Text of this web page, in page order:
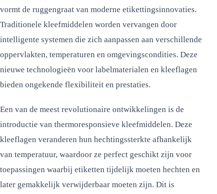
vormt de ruggengraat van moderne etikettingsinnovaties.
Traditionele kleefmiddelen worden vervangen door
intelligente systemen die zich aanpassen aan verschillende
oppervlakten, temperaturen en omgevingscondities. Deze
nieuwe technologieën voor labelmaterialen en kleeflagen
bieden ongekende flexibiliteit en prestaties.
Een van de meest revolutionaire ontwikkelingen is de
introductie van thermoresponsieve kleefmiddelen. Deze
kleeflagen veranderen hun hechtingssterkte afhankelijk
van temperatuur, waardoor ze perfect geschikt zijn voor
toepassingen waarbij etiketten tijdelijk moeten hechten en
later gemakkelijk verwijderbaar moeten zijn. Dit is